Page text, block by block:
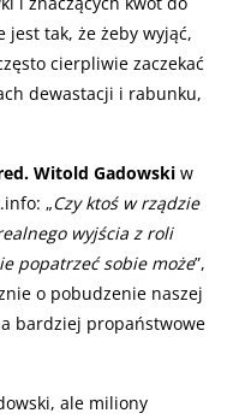
tak, że żeby wyjąć,
cierpliwie zaczekać
dewastacji i rabunku,
Witold Gadowski w
„Czy ktoś w rządzie
wyjścia z roli
popatrzeć sobie może”,
o pobudzenie naszej
bardziej propaństwowe
ale miliony